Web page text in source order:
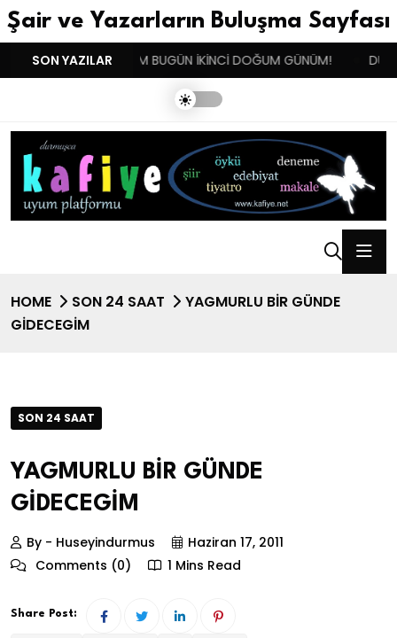
Şair ve Yazarların Buluşma Sayfası
SON YAZILAR
!!! BENIM BUGÜN İKİNCİ DOĞUM GÜNÜM!
HOME SON 24 SAAT
YAGMURLU BİR GÜNDE
GİDECEGİM
SON 24 SAAT
YAGMURLU BİR GÜNDE
GİDECEGİM
By - Huseyindurmus
Haziran 17, 2011
Comments (0)
1 Mins Read
Share Post: